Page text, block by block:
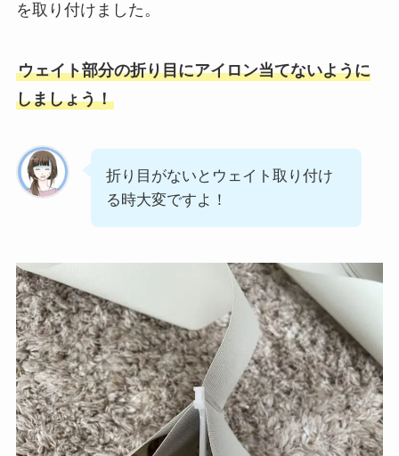
を取り付けました。
ウェイト部分の折り目にアイロン当てないように
しましょう！
折り目がないとウェイト取り付け
る時大変ですよ！